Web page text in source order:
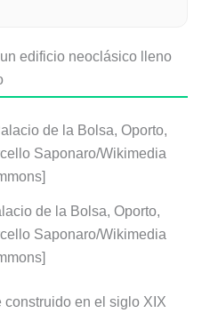
edificio neoclásico lleno
de la Bolsa, Oporto,
Saponaro/Wikimedia
en el siglo XIX